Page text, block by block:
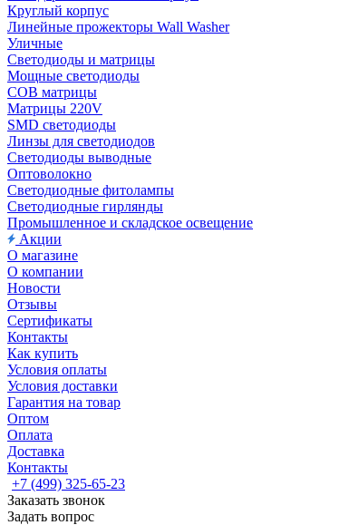
Круглый корпус
Линейные прожекторы Wall Washer
Уличные
Светодиоды и матрицы
Мощные светодиоды
COB матрицы
Матрицы 220V
SMD светодиоды
Линзы для светодиодов
Светодиоды выводные
Оптоволокно
Светодиодные фитолампы
Светодиодные гирлянды
Промышленное и складское освещение
Акции
О магазине
О компании
Новости
Отзывы
Сертификаты
Контакты
Как купить
Условия оплаты
Условия доставки
Гарантия на товар
Оптом
Оплата
Доставка
Контакты
+7 (499) 325-65-23
Заказать звонок
Задать вопрос